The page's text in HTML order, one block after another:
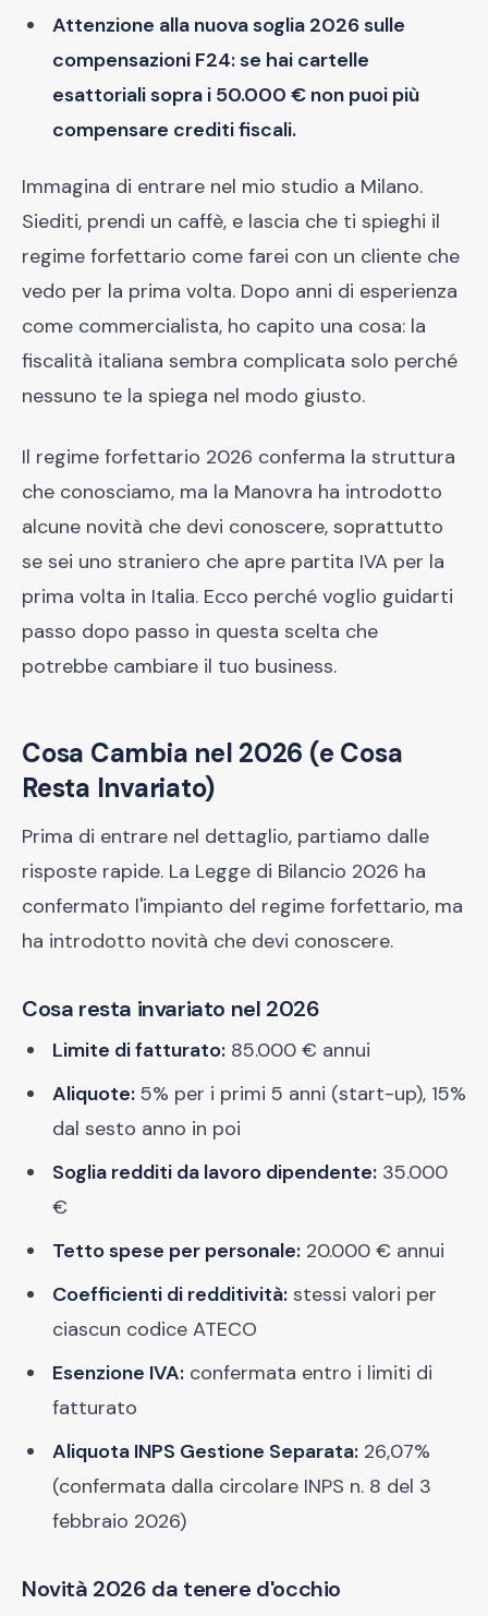
Attenzione alla nuova soglia 2026 sulle
compensazioni F24: se hai cartelle
esattoriali sopra i 50.000 € non puoi più
compensare crediti fiscali.
Immagina di entrare nel mio studio a Milano.
Siediti, prendi un caffè, e lascia che ti spieghi il
regime forfettario come farei con un cliente che
vedo per la prima volta. Dopo anni di esperienza
come commercialista, ho capito una cosa: la
fiscalità italiana sembra complicata solo perché
nessuno te la spiega nel modo giusto.
Il regime forfettario 2026 conferma la struttura
che conosciamo, ma la Manovra ha introdotto
alcune novità che devi conoscere, soprattutto
se sei uno straniero che apre partita IVA per la
prima volta in Italia. Ecco perché voglio guidarti
passo dopo passo in questa scelta che
potrebbe cambiare il tuo business.
Cosa Cambia nel 2026 (e Cosa
Resta Invariato)
Prima di entrare nel dettaglio, partiamo dalle
risposte rapide. La Legge di Bilancio 2026 ha
confermato l'impianto del regime forfettario, ma
ha introdotto novità che devi conoscere.
Cosa resta invariato nel 2026
Limite di fatturato: 85.000 € annui
Aliquote: 5% per i primi 5 anni (start-up), 15%
dal sesto anno in poi
Soglia redditi da lavoro dipendente: 35.000
€
Tetto spese per personale: 20.000 € annui
Coefficienti di redditività: stessi valori per
ciascun codice ATECO
Esenzione IVA: confermata entro i limiti di
fatturato
Aliquota INPS Gestione Separata: 26,07%
(confermata dalla circolare INPS n. 8 del 3
febbraio 2026)
Novità 2026 da tenere d'occhio